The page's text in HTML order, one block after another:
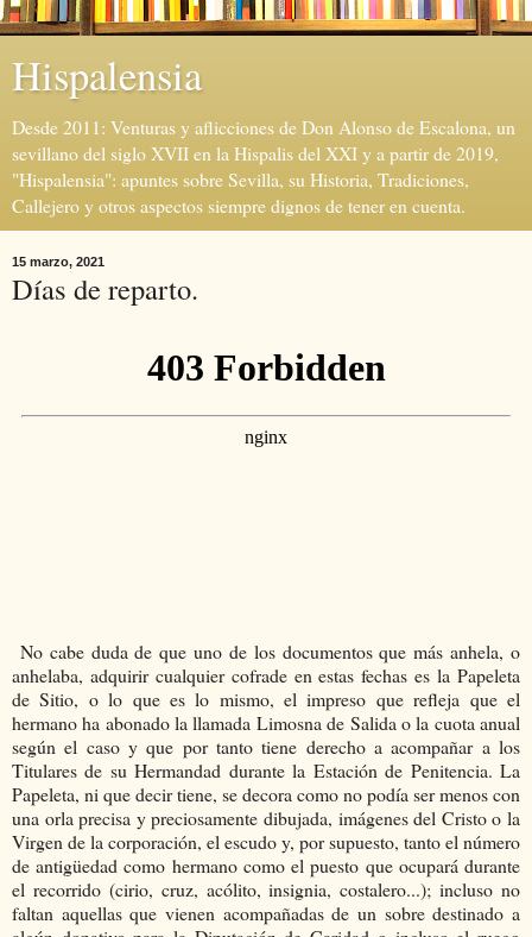
Hispalensia
Desde 2011: Venturas y aflicciones de Don Alonso de Escalona, un
sevillano del siglo XVII en la Hispalis del XXI y a partir de 2019,
"Hispalensia": apuntes sobre Sevilla, su Historia, Tradiciones,
Callejero y otros aspectos siempre dignos de tener en cuenta.
15 marzo, 2021
Días de reparto.
No cabe duda de que uno de los documentos que más anhela, o
anhelaba, adquirir cualquier cofrade en estas fechas es la Papeleta
de Sitio, o lo que es lo mismo, el impreso que refleja que el
hermano ha abonado la llamada Limosna de Salida o la cuota anual
según el caso y que por tanto tiene derecho a acompañar a los
Titulares de su Hermandad durante la Estación de Penitencia. La
Papeleta, ni que decir tiene, se decora como no podía ser menos con
una orla precisa y preciosamente dibujada, imágenes del Cristo o la
Virgen de la corporación, el escudo y, por supuesto, tanto el número
de antigüedad como hermano como el puesto que ocupará durante
el recorrido (cirio, cruz, acólito, insignia, costalero...); incluso no
faltan aquellas que vienen acompañadas de un sobre destinado a